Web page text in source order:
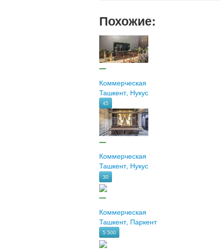
Похожие:
Коммерческая
Ташкент, Нукус
45
Коммерческая
Ташкент, Нукус
30
Коммерческая
Ташкент, Паркент
5 500